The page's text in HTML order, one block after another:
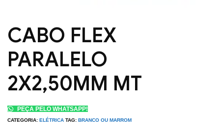
CABO FLEX
PARALELO
2X2,50MM MT
PEÇA PELO WHATSAPP!
CATEGORIA: ELÉTRICA TAG: BRANCO OU MARROM